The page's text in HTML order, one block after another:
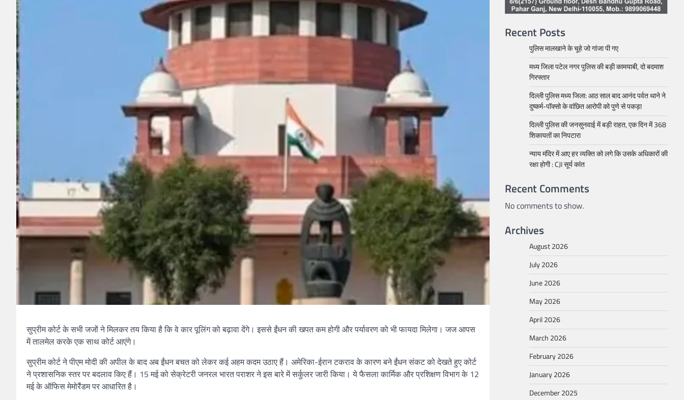
सुप्रीम कोर्ट के सभी जजों ने मिलकर तय किया है कि वे कार पूलिंग को बढ़ावा देंगे। इससे ईंधन की खपत कम होगी और पर्यावरण को भी फायदा मिलेगा। जज आपस
में तालमेल करके एक साथ कोर्ट आएंगे।
सुप्रीम कोर्ट ने पीएम मोदी की अपील के बाद अब ईंधन बचत को लेकर कई अहम कदम उठाए हैं। अमेरिका-ईरान टकराव के कारण बने ईंधन संकट को देखते हुए कोर्ट
ने प्रशासनिक स्तर पर बदलाव किए हैं। 15 मई को सेक्रेटरी जनरल भारत पराशर ने इस बारे में सर्कुलर जारी किया। ये फैसला कार्मिक और प्रशिक्षण विभाग के 12
मई के ऑफिस मेमोरैंडम पर आधारित है।
Recent Posts
पुलिस मालखाने के चूहे जो गांजा पी गए
मध्य जिला पटेल नगर पुलिस की बड़ी कामयाबी, दो बदमाश
गिरफ्तार
दिल्ली पुलिस मध्य जिला: आठ साल बाद आनंद पर्वत थाने ने
दुष्कर्म-पॉक्सो के वांछित आरोपी को पुणे से पकड़ा
दिल्ली पुलिस की जनसुनवाई में बड़ी राहत, एक दिन में 368
शिकायतों का निपटारा
न्याय मंदिर में आए हर व्यक्ति को लगे कि उसके अधिकारों की
रक्षा होगी : CJI सूर्य कांत
Recent Comments
No comments to show.
Archives
August 2026
July 2026
June 2026
May 2026
April 2026
March 2026
February 2026
January 2026
December 2025